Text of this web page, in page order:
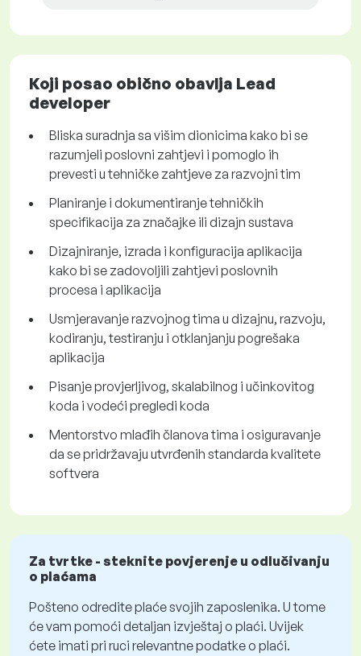
Koji posao obično obavlja Lead
developer
Bliska suradnja sa višim dionicima kako bi se
razumjeli poslovni zahtjevi i pomoglo ih
prevesti u tehničke zahtjeve za razvojni tim
Planiranje i dokumentiranje tehničkih
specifikacija za značajke ili dizajn sustava
Dizajniranje, izrada i konfiguracija aplikacija
kako bi se zadovoljili zahtjevi poslovnih
procesa i aplikacija
Usmjeravanje razvojnog tima u dizajnu, razvoju,
kodiranju, testiranju i otklanjanju pogrešaka
aplikacija
Pisanje provjerljivog, skalabilnog i učinkovitog
koda i vodeći pregledi koda
Mentorstvo mlađih članova tima i osiguravanje
da se pridržavaju utvrđenih standarda kvalitete
softvera
Za tvrtke - steknite povjerenje u odlučivanju
o plaćama
Pošteno odredite plaće svojih zaposlenika. U tome
će vam pomoći detaljan izvještaj o plaći. Uvijek
ćete imati pri ruci relevantne podatke o plaći.